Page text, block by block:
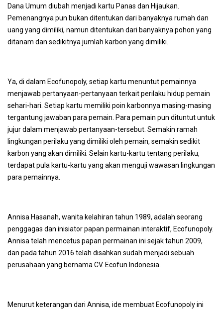
Dana Umum diubah menjadi kartu Panas dan Hijaukan.
Pemenangnya pun bukan ditentukan dari banyaknya rumah dan
uang yang dimiliki, namun ditentukan dari banyaknya pohon yang
ditanam dan sedikitnya jumlah karbon yang dimiliki.
Ya, di dalam Ecofunopoly, setiap kartu menuntut pemainnya
menjawab pertanyaan-pertanyaan terkait perilaku hidup pemain
sehari-hari. Setiap kartu memiliki poin karbonnya masing-masing
tergantung jawaban para pemain. Para pemain pun dituntut untuk
jujur dalam menjawab pertanyaan-tersebut. Semakin ramah
lingkungan perilaku yang dimiliki oleh pemain, semakin sedikit
karbon yang akan dimiliki. Selain kartu-kartu tentang perilaku,
terdapat pula kartu-kartu yang akan menguji wawasan lingkungan
para pemainnya.
Annisa Hasanah, wanita kelahiran tahun 1989, adalah seorang
penggagas dan inisiator papan permainan interaktif, Ecofunopoly.
Annisa telah mencetus papan permainan ini sejak tahun 2009,
dan pada tahun 2016 telah disahkan sudah menjadi sebuah
perusahaan yang bernama CV. Ecofun Indonesia.
Menurut keterangan dari Annisa, ide membuat Ecofunopoly ini